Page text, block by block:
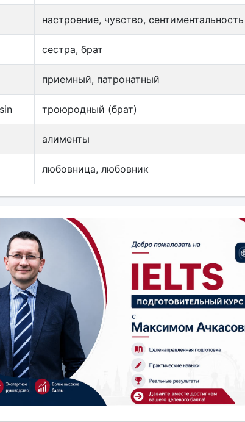
настроение, чувство, сентиментальность
сестра, брат
приемный, патронатный
троюродный (брат)
алименты
любовница, любовник